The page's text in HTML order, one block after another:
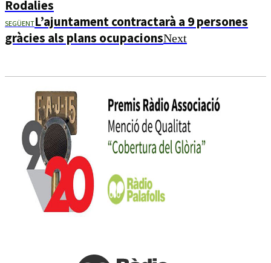
Rodalies
SEGÜENTL’ajuntament contractarà a 9 persones
gràcies als plans ocupacionsNext